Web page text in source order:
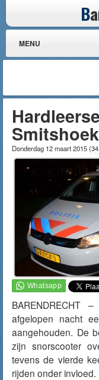
B
MENU
Donderdag 12 maart 2015(
BARENDRECHT
afgelopen nacht
aangehouden. De
zijn snorscooter
tevens de vierde
rijden onder invloed.